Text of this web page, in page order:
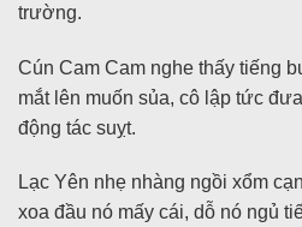
trường.
Cún Cam Cam nghe thấy tiếng
mắt lên muốn sủa, cô lập tức
động tác suỵt.
Lạc Yên nhẹ nhàng ngồi xổm
xoa đầu nó mấy cái, dỗ nó ngủ